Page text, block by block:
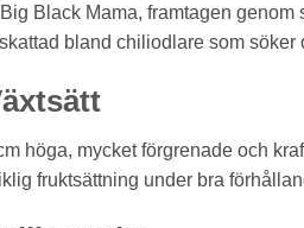
Black Mama, framtagen
bland chiliodlare som
höga, mycket förgrenade och
fruktsättning under bra